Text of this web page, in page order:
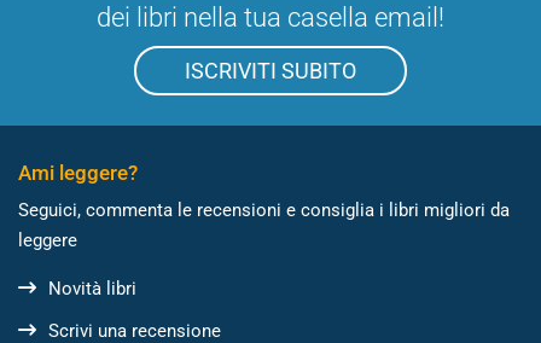
dei libri nella tua casella email!
ISCRIVITI SUBITO
Ami leggere?
Seguici, commenta le recensioni e consiglia i libri migliori da
leggere
Novità libri
Scrivi una recensione